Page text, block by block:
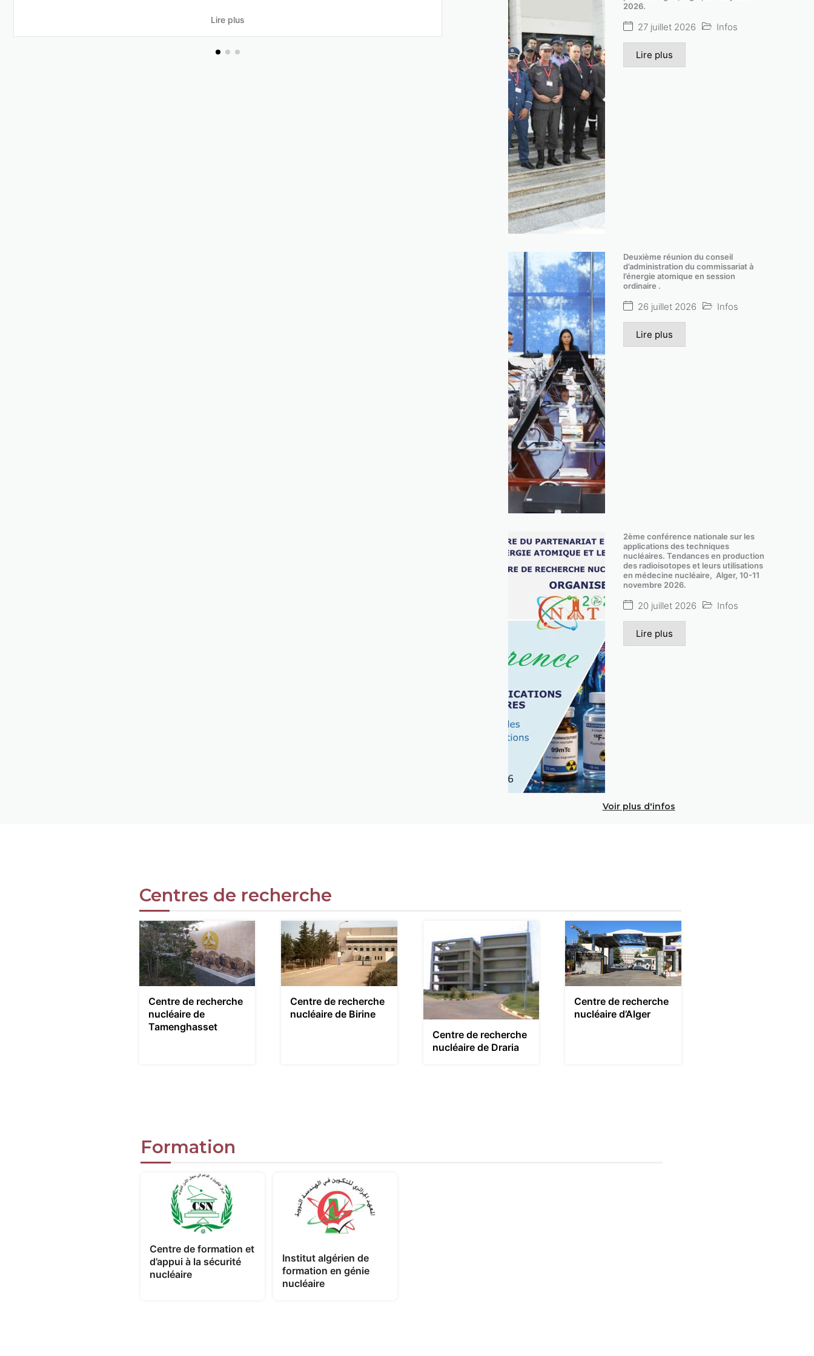
Lire plus
2026.
27 juillet 2026 Infos
Lire plus
Deuxième réunion du conseil
d’administration du commissariat à
l’énergie atomique en session
ordinaire .
26 juillet 2026 Infos
Lire plus
2ème conférence nationale sur les
applications des techniques
nucléaires. Tendances en production
des radioisotopes et leurs utilisations
en médecine nucléaire, Alger, 10-11
novembre 2026.
20 juillet 2026 Infos
Lire plus
Voir plus d'infos
Centres de recherche
Centre de recherche
nucléaire de
Tamenghasset
Centre de recherche
nucléaire de Birine
Centre de recherche
nucléaire de Draria
Centre de recherche
nucléaire d’Alger
Formation
Centre de formation et
d’appui à la sécurité
nucléaire
Institut algérien de
formation en génie
nucléaire